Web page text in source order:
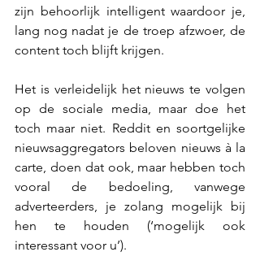
zijn behoorlijk intelligent waardoor je,
lang nog nadat je de troep afzwoer, de
content toch blijft krijgen.
Het is verleidelijk het nieuws te volgen
op de sociale media, maar doe het
toch maar niet. Reddit en soortgelijke
nieuwsaggregators beloven nieuws à la
carte, doen dat ook, maar hebben toch
vooral de bedoeling, vanwege
adverteerders, je zolang mogelijk bij
hen te houden (‘mogelijk ook
interessant voor u’).